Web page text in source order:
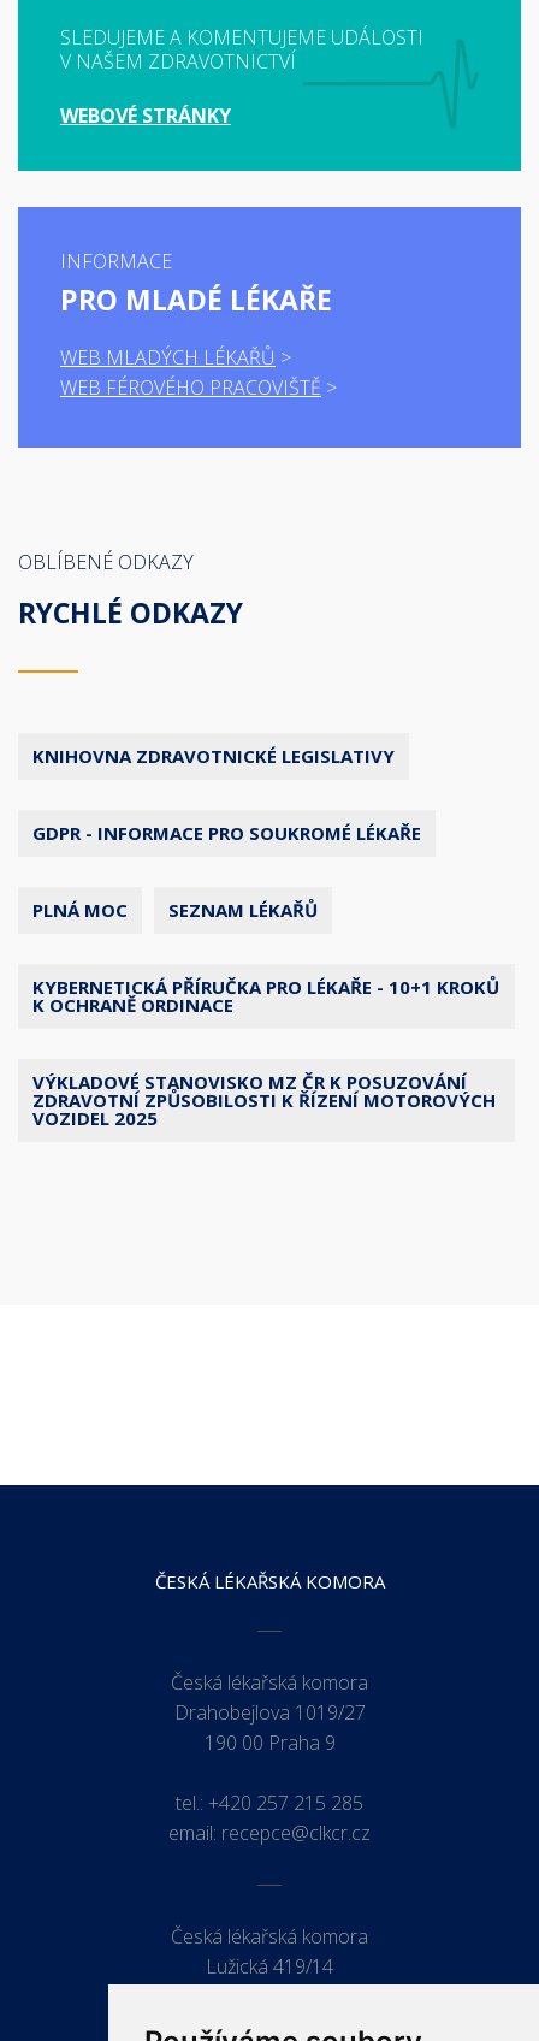
SLEDUJEME A KOMENTUJEME UDÁLOSTI
V NAŠEM ZDRAVOTNICTVÍ
WEBOVÉ STRÁNKY
INFORMACE
PRO MLADÉ LÉKAŘE
WEB MLADÝCH LÉKAŘŮ
WEB FÉROVÉHO PRACOVIŠTĚ
OBLÍBENÉ ODKAZY
RYCHLÉ ODKAZY
KNIHOVNA ZDRAVOTNICKÉ LEGISLATIVY
GDPR - INFORMACE PRO SOUKROMÉ LÉKAŘE
PLNÁ MOC SEZNAM LÉKAŘŮ
KYBERNETICKÁ PŘÍRUČKA PRO LÉKAŘE - 10+1 KROKŮ
K OCHRANĚ ORDINACE
VÝKLADOVÉ STANOVISKO MZ ČR K POSUZOVÁNÍ
ZDRAVOTNÍ ZPŮSOBILOSTI K ŘÍZENÍ MOTOROVÝCH
VOZIDEL 2025
ČESKÁ LÉKAŘSKÁ KOMORA
Česká lékařská komora
Drahobejlova 1019/27
190 00 Praha 9
tel.: +420 257 215 285
email: recepce@clkcr.cz
Česká lékařská komora
Lužická 419/14